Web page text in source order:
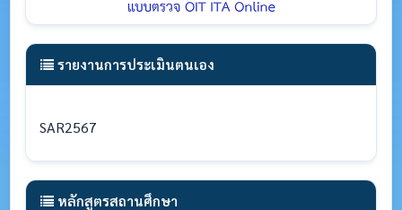
รายงานการประเมินตนเอง
SAR2567
หลักสูตรสถานศึกษา